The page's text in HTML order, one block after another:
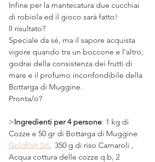
Infine per la mantecatura due cucchiai
di robiola ed il gioco sarà fatto!
Il risultato?
Speciale da sé, ma il sapore acquista
vigore quando tra un boccone e l’altro,
godrai della consistenza dei frutti di
mare e il profumo inconfondibile della
Bottarga di Muggine.
Pronta/o?
>Ingredienti per 4 persone: 1 kg di
Cozze e 50 gr di Bottarga di Muggine
Goldfish Srl,  350 g di riso Carnaroli ,
Acqua cottura delle cozze q.b, 2